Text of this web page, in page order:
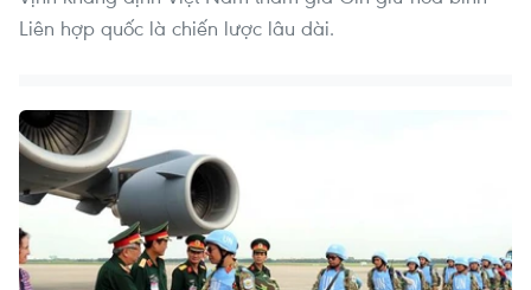
Liên hợp quốc là chiến lược lâu dài.